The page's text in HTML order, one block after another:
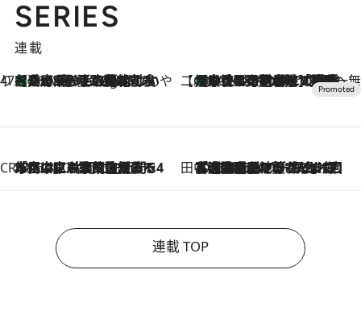
SERIES
連載
47都道府県の手みやげ ひんやりスイーツで夏を満喫
16 Minutes Ago
【兵庫県】この夏絶対食べたい 冷やしておいしいおやつ3選 淡路島の恵みをジェラートに集約 【CREA×星野リゾート】唯一無二。癒しと発見が待つ場所へ
2026.8.7
【トンボの足水浴】ヒノキの香りに包まれて涼感マックス！約13℃の湧水かけ流しを避暑地「星野温泉 トンボの湯」で体験
CREA'S CHOICE
2026.8.7
「立川にも歌舞伎があるんだよ」 片岡仁左衛門・市川中車ら豪華座組みで4年目の立川立飛歌舞伎へ 田中稲の勝手に再ブーム
2026.8.7
「湘南乃風に憧れて」観客大盛上がりの“タオル回し”に、ラッパー顔負けの高速歌唱まで…さだまさし（74）のアグレッシブすぎる現在地
連載 TOP